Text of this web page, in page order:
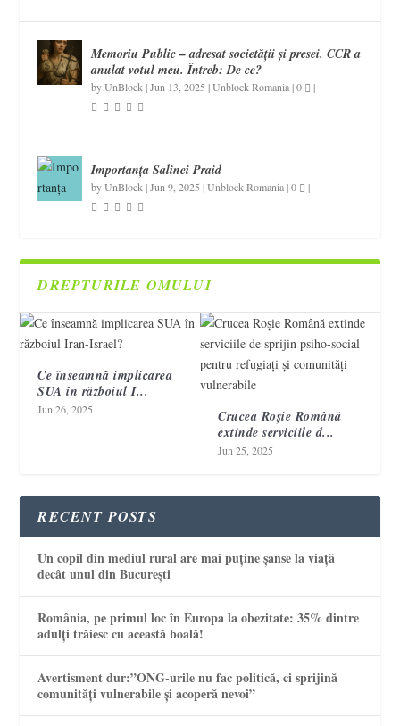
Memoriu Public – adresat societății și presei. CCR a
anulat votul meu. Întreb: De ce?
byUnBlock |Jun 13, 2025 |Unblock Romania|0 |
Importanța Salinei Praid
byUnBlock |Jun 9, 2025 |Unblock Romania|0 |
DREPTURILE OMULUI
Ce înseamnă implicarea
SUA în războiul I...
Jun 26, 2025
Crucea Roșie Română
extinde serviciile d...
Jun 25, 2025
RECENT POSTS
Un copil din mediul rural are mai puține șanse la viață
decât unul din București
România, pe primul loc în Europa la obezitate: 35% dintre
adulți trăiesc cu această boală!
Avertisment dur:”ONG-urile nu fac politică, ci sprijină
comunități vulnerabile și acoperă nevoi”